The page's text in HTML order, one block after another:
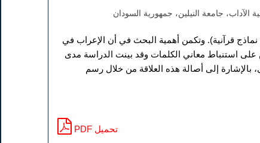
الآداب، جامعة النيلين، جمهورية السودان
نماذج قرآنية). وتكمن أهمية البحث في أن الإعراب في
على استنباط معاني الكلمات وقد بينت الدراسة مدى
بالإشارة إلى أصالة هذه العلاقة من خلال رسم
PDF تحميل